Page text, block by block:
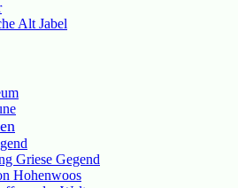
Alt Jabel
Griese Gegend
Hohenwoos